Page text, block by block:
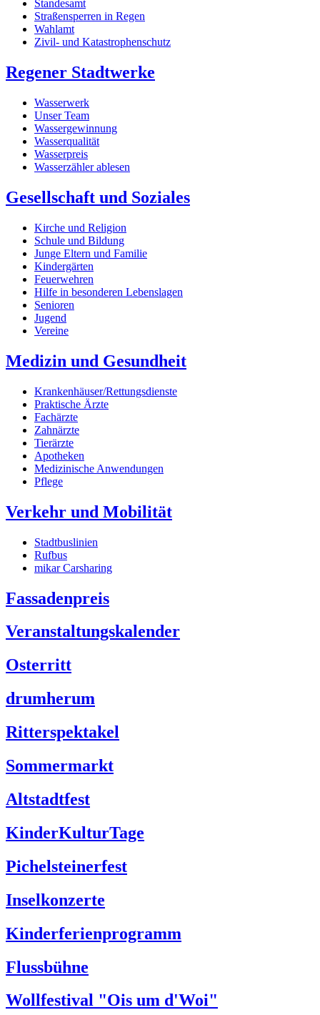
Standesamt
Straßensperren in Regen
Wahlamt
Zivil- und Katastrophenschutz
Regener Stadtwerke
Wasserwerk
Unser Team
Wassergewinnung
Wasserqualität
Wasserpreis
Wasserzähler ablesen
Gesellschaft und Soziales
Kirche und Religion
Schule und Bildung
Junge Eltern und Familie
Kindergärten
Feuerwehren
Hilfe in besonderen Lebenslagen
Senioren
Jugend
Vereine
Medizin und Gesundheit
Krankenhäuser/Rettungsdienste
Praktische Ärzte
Fachärzte
Zahnärzte
Tierärzte
Apotheken
Medizinische Anwendungen
Pflege
Verkehr und Mobilität
Stadtbuslinien
Rufbus
mikar Carsharing
Fassadenpreis
Veranstaltungskalender
Osterritt
drumherum
Ritterspektakel
Sommermarkt
Altstadtfest
KinderKulturTage
Pichelsteinerfest
Inselkonzerte
Kinderferienprogramm
Flussbühne
Wollfestival "Ois um d'Woi"